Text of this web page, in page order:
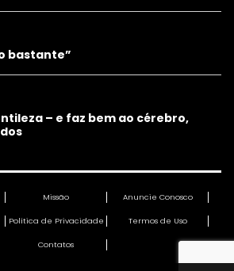
bastante”
– e faz bem ao cérebro,
Missão Anuncie Conosco
Política de Privacidade Termos de Uso
Contatos